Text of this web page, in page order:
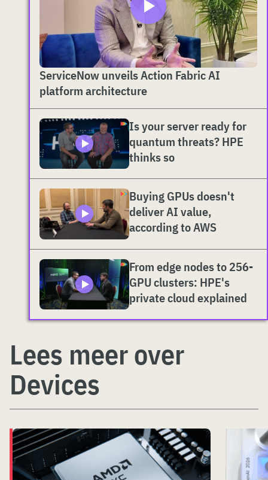
ServiceNow unveils Action Fabric AI
platform architecture
Is your server ready for
quantum threats? HPE
thinks so
Buying GPUs doesn't
deliver AI value,
according to AWS
From edge nodes to 256-
GPU clusters: HPE's
private cloud explained
Lees meer over
Devices